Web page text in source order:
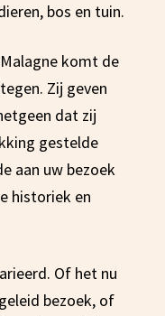
bos en tuin.
komt de
Zij geven
dat zij
gestelde
aan uw bezoek
historiek en
Of het nu
bezoek, of